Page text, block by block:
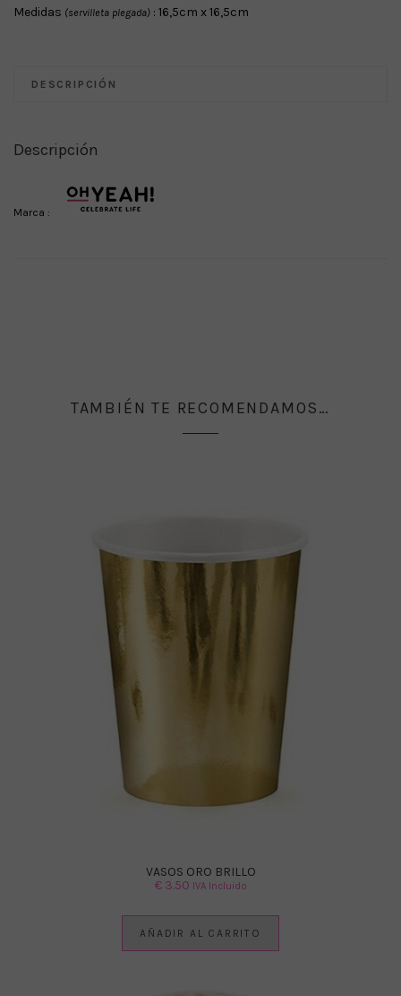
Medidas (servilleta plegada) : 16,5cm x 16,5cm
DESCRIPCIÓN
Descripción
Marca :
TAMBIÉN TE RECOMENDAMOS…
VASOS ORO BRILLO
€3.50 IVA Incluido
AÑADIR AL CARRITO